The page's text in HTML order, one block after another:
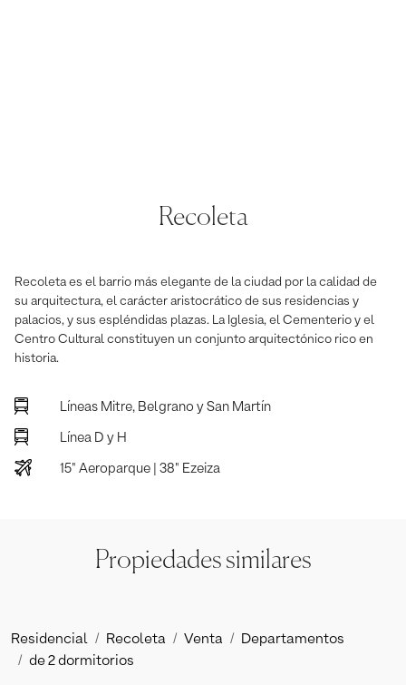
Recoleta
Recoleta es el barrio más elegante de la ciudad por la calidad de
su arquitectura, el carácter aristocrático de sus residencias y
palacios, y sus espléndidas plazas. La Iglesia, el Cementerio y el
Centro Cultural constituyen un conjunto arquitectónico rico en
historia.
Líneas Mitre, Belgrano y San Martín
Línea D y H
15" Aeroparque | 38" Ezeiza
Propiedades similares
Residencial Recoleta Venta
Departamentos
de 2 dormitorios